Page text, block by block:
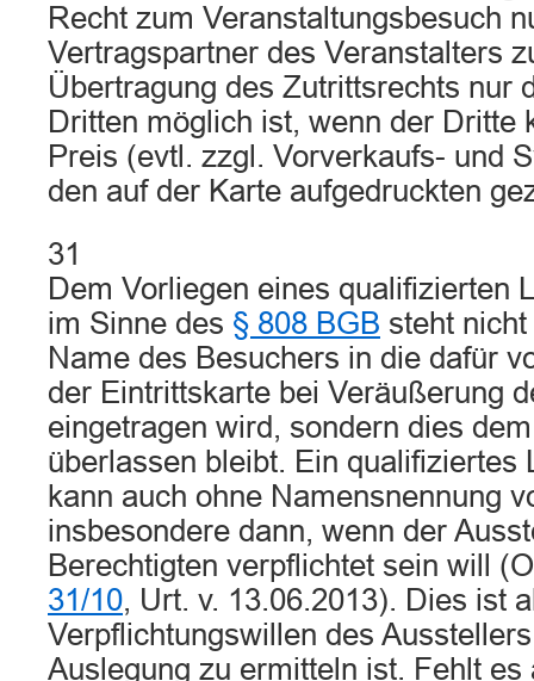
Recht zum Veranstaltungsbesuch
Vertragspartner des Veranstalters
Übertragung des Zutrittsrechts nur
Dritten möglich ist, wenn der Dritte
Preis (evtl. zzgl. Vorverkaufs- und
den auf der Karte aufgedruckten
31
Dem Vorliegen eines qualifizierten
im Sinne des § 808 BGB steht
Name des Besuchers in die dafür
der Eintrittskarte bei Veräußerung
eingetragen wird, sondern dies
überlassen bleibt. Ein qualifiziertes
kann auch ohne Namensnennung
insbesondere dann, wenn der
Berechtigten verpflichtet sein will
31/10, Urt. v. 13.06.2013). Dies ist
Verpflichtungswillen des
Auslegung zu ermitteln ist. Fehlt es